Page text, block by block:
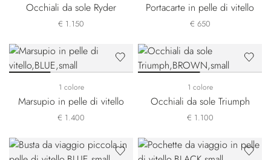
Occhiali da sole Ryder
€ 1.150
Portacarte in pelle di vitello
€ 650
1 colore
Marsupio in pelle di vitello
€ 1.400
1 colore
Occhiali da sole Triumph
€ 1.100